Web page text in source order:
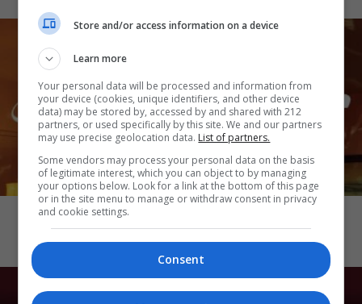
CINEMA
Katseye: Wild Hearts
Store and/or access information on a device
Learn more
Your personal data will be processed and information from
your device (cookies, unique identifiers, and other device
data) may be stored by, accessed by and shared with 212
partners, or used specifically by this site. We and our partners
may use precise geolocation data. List of partners.
Some vendors may process your personal data on the basis
of legitimate interest, which you can object to by managing
your options below. Look for a link at the bottom of this page
or in the site menu to manage or withdraw consent in privacy
and cookie settings.
Consent